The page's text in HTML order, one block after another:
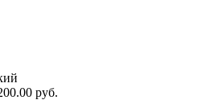
руб.